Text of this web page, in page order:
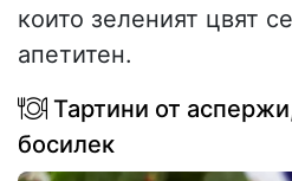
които зеленият цвят
апетитен.
Тартини от
босилек